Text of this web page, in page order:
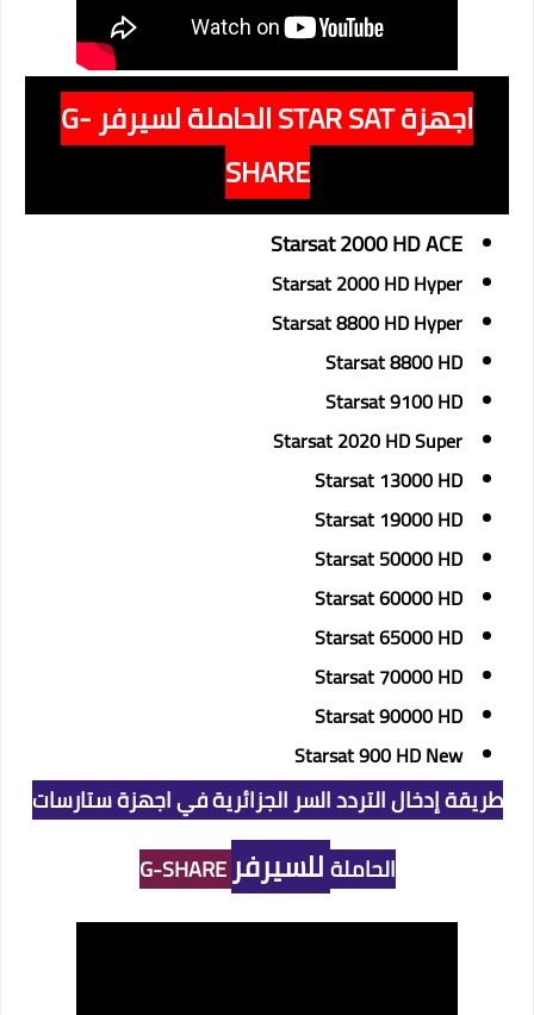
اجهزة STAR SAT الحاملة لسيرفر G-
SHARE
Starsat 2000 HD ACE
Starsat 2000 HD Hyper
Starsat 8800 HD Hyper
Starsat 8800 HD
Starsat 9100 HD
Starsat 2020 HD Super
Starsat 13000 HD
Starsat 19000 HD
Starsat 50000 HD
Starsat 60000 HD
Starsat 65000 HD
Starsat 70000 HD
Starsat 90000 HD
Starsat 900 HD New
طريقة إدخال التردد السر الجزائرية في اجهزة ستارسات
الحاملةللسيرفرG-SHARE